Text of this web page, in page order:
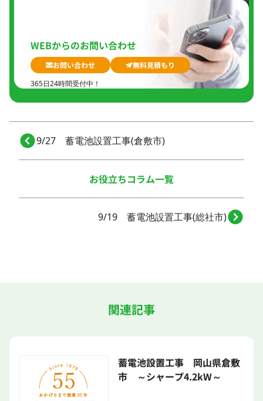
WEBからのお問い合わせ
お問い合わせ
無料見積もり
365日24時間受付中！
9/27 蓄電池設置工事(倉敷市)
お役立ちコラム一覧
9/19 蓄電池設置工事(総社市)
関連記事
蓄電池設置工事 岡山県倉敷
市 ～シャープ4.2kW～